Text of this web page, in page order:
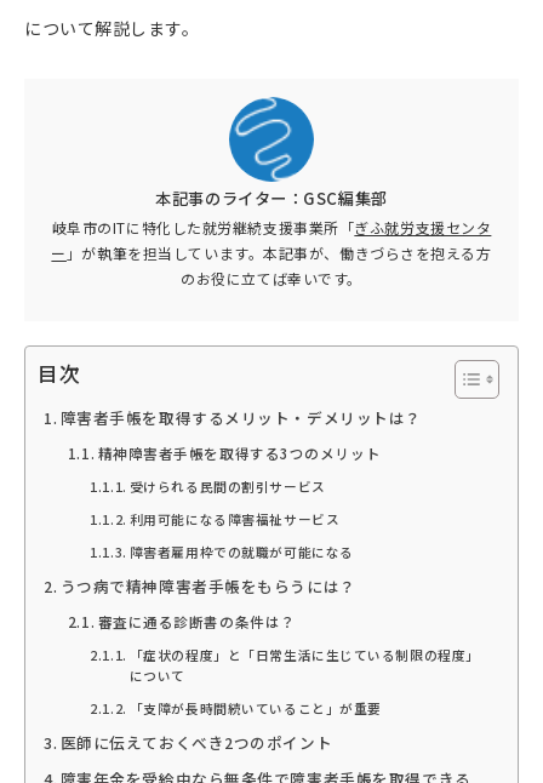
について解説します。
本記事のライター：GSC編集部
岐阜市のITに特化した就労継続支援事業所「ぎふ就労支援センタ
ー 」が執筆を担当しています。本記事が、働きづらさを抱える方
のお役に立てば幸いです。
目次
障害者手帳を取得するメリット・デメリットは？
精神障害者手帳を取得する3つのメリット
受けられる民間の割引サービス
利用可能になる障害福祉サービス
障害者雇用枠での就職が可能になる
うつ病で精神障害者手帳をもらうには？
審査に通る診断書の条件は？
「症状の程度」と「日常生活に生じている制限の程度」
について
「支障が長時間続いていること」が重要
医師に伝えておくべき2つのポイント